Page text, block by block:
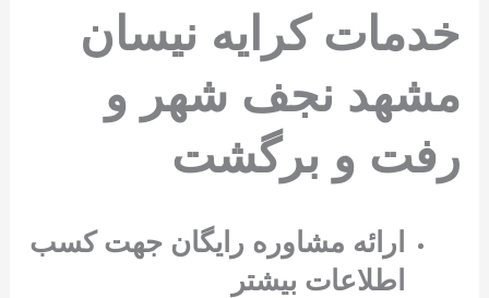
خدمات کرایه نیسان
مشهد نجف شهر و
رفت و برگشت
ارائه مشاوره رایگان جهت کسب
اطلاعات بیشتر